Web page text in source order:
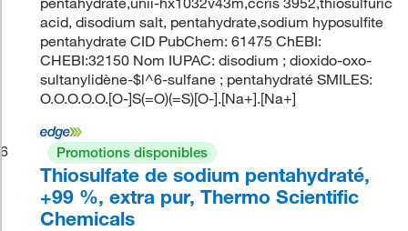
acid, disodium salt, pentahydrate,sodium hyposulfite
pentahydrate CID PubChem: 61475 ChEBI:
CHEBI:32150 Nom IUPAC: disodium ; dioxido-oxo-
sultanylidène-$l^6-sulfane ; pentahydraté SMILES:
O.O.O.O.O.[O-]S(=O)(=S)[O-].[Na+].[Na+]
6 Promotions disponibles
Thiosulfate de sodium pentahydraté,
+99 %, extra pur, Thermo Scientific
Chemicals